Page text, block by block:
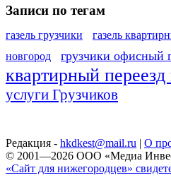
Записи по тегам
газель грузчики газель
новгород
грузчики офисный
квартирный
услуги Грузчиков
Редакция - hkdkest@mail.ru | О
© 2001—2026 ООО «Медиа
«Сайт для нижегородцев»